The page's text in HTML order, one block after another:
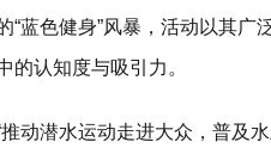
“蓝色健身”风暴，活动以其
的认知度与吸引力。
动潜水运动走进大众，普及